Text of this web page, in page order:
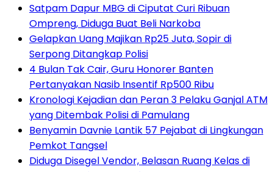
Satpam Dapur MBG di Ciputat Curi Ribuan
Ompreng, Diduga Buat Beli Narkoba
Gelapkan Uang Majikan Rp25 Juta, Sopir di
Serpong Ditangkap Polisi
4 Bulan Tak Cair, Guru Honorer Banten
Pertanyakan Nasib Insentif Rp500 Ribu
Kronologi Kejadian dan Peran 3 Pelaku Ganjal ATM
yang Ditembak Polisi di Pamulang
Benyamin Davnie Lantik 57 Pejabat di Lingkungan
Pemkot Tangsel
Diduga Disegel Vendor, Belasan Ruang Kelas di